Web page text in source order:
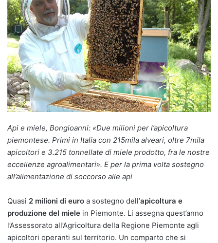
Api e miele, Bongioanni: «Due milioni per l’apicoltura
piemontese. Primi in Italia con 215mila alveari, oltre 7mila
apicoltori e 3.215 tonnellate di miele prodotto, fra le nostre
eccellenze agroalimentari». E per la prima volta sostegno
all’alimentazione di soccorso alle api
Quasi 2 milioni di euro a sostegno dell’apicoltura e
produzione del miele in Piemonte. Li assegna quest’anno
l’Assessorato all’Agricoltura della Regione Piemonte agli
apicoltori operanti sul territorio. Un comparto che si